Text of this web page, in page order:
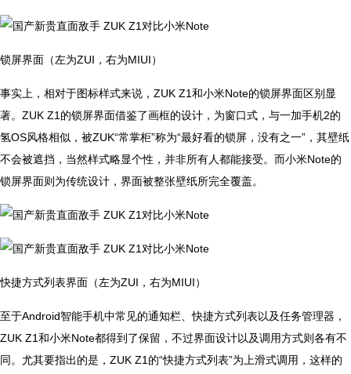
锁屏界面（左为ZUI，右为MIUI）
事实上，相对于图标样式来说，ZUK Z1和小米Note的锁屏界面区别显
著。ZUK Z1的锁屏界面借鉴了画框的设计，为窗口式，与一加手机2的
氢OS风格相似，被ZUK“常掌柜”称为“最好看的锁屏，没有之一”，其壁纸
不会被遮挡，当然样式略显个性，并非所有人都能接受。而小米Note的
锁屏界面则为传统设计，界面被整张壁纸所完全覆盖。
快捷方式列表界面（左为ZUI，右为MIUI）
至于Android智能手机中常见的通知栏、快捷方式列表以及任务管理器，
ZUK Z1和小米Note都得到了保留，不过界面设计以及调用方式则各有不
同。尤其要指出的是，ZUK Z1的“快捷方式列表”为上滑式调用，这样的